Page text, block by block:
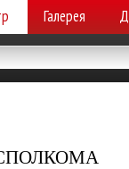
Галерея